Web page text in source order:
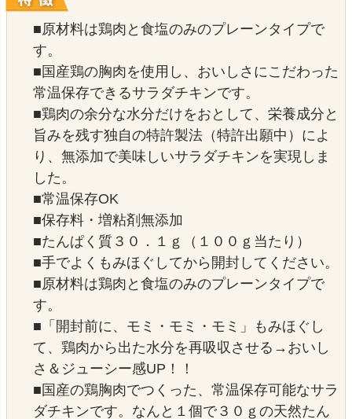
■原材料は鶏肉と食塩のみのプレーンタイプで
す。
■国産鶏の胸肉を使用し、おいしさにこだわった
常温保存できるサラダチキンです。
■鶏肉の余分な水分だけをおとして、栄養成分と
旨みを残す独自の特許製法（特許出願中）によ
り、無添加で美味しいサラダチキンを実現しま
した。
■常温保存OK
■保存料・増粘剤無添加
■たんぱく質３０．１ｇ（１００ｇ当たり）
■手でよくもみほぐしてから開封してください。
■原材料は鶏肉と食塩のみのプレーンタイプで
す。
■「開封前に、モミ・モミ・モミ」もみほぐし
て、鶏肉から出た水分を再吸収させる→おいし
さ＆ジューシー感UP！！
■国産の鶏胸肉でつくった、常温保存可能なサラ
ダチキンです。なんと１個で３０ｇの天然たん